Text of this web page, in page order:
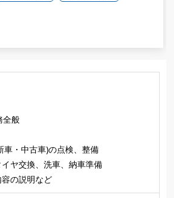
全般
車・中古車)の点検、整備
イヤ交換、洗車、納車準備
容の説明など